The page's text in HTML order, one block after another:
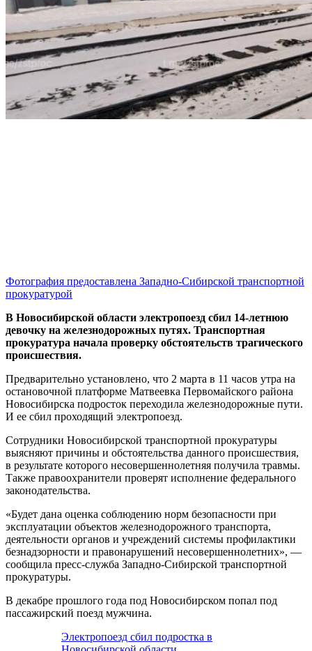
Фотография предоставлена Западно-Сибирской транспортной
прокуратурой
В Новосибирской области электропоезд сбил 14-летнюю
девочку на железнодорожных путях. Транспортная
прокуратура начала проверку обстоятельств трагического
происшествия.
Предварительно установлено, что 2 марта в 11 часов утра на
остановочной платформе Матвеевка Первомайского района
Новосибирска подросток переходила железнодорожные пути.
И ее сбил проходящий электропоезд.
Сотрудники Новосибирской транспортной прокуратуры
выясняют причины и обстоятельства данного происшествия,
в результате которого несовершеннолетняя получила травмы.
Также правоохранители проверят исполнение федерального
законодательства.
«Будет дана оценка соблюдению норм безопасности при
эксплуатации объектов железнодорожного транспорта,
деятельности органов и учреждений системы профилактики
безнадзорности и правонарушений несовершеннолетних», —
сообщила пресс-служба Западно-Сибирской транспортной
прокуратуры.
В декабре прошлого года под Новосибирском попал под
пассажирский поезд мужчина.
Электропоезд сбил подростка в